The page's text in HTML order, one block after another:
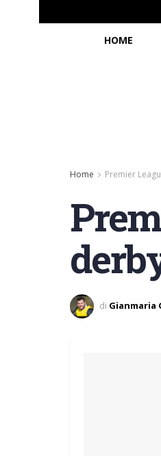
HOME
Home Premier
di Gianmaria